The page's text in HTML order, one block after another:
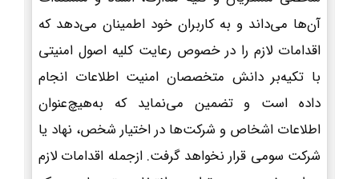
آن‌ها می‌داند و به کاربران خود اطمینان می‌دهد که
اقدامات لازم را در خصوص رعایت کلیه اصول امنیتی
با تکیه‌بر دانش متخصصان امنیت اطلاعات انجام
داده است و تضمین می‌نماید که به‌هیچ‌عنوان
اطلاعات اشخاص و شرکت‌ها در اختیار شخص، نهاد یا
شرکت سومی قرار نخواهد گرفت. ازجمله اقدامات لازم